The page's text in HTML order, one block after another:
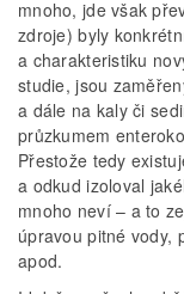
mnoho, jde však
zdroje) byly
a charakteristiku
studie, jsou
a dále na kaly či
průzkumem
Přestože tedy
a odkud izoloval
mnoho neví – a to
úpravou pitné vody,
apod.